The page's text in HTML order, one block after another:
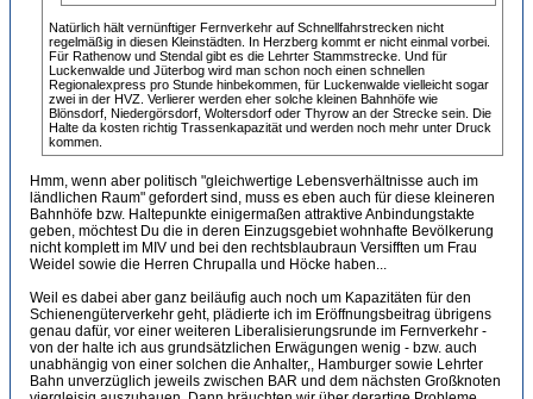
Natürlich hält vernünftiger Fernverkehr auf Schnellfahrstrecken nicht
regelmäßig in diesen Kleinstädten. In Herzberg kommt er nicht einmal vorbei.
Für Rathenow und Stendal gibt es die Lehrter Stammstrecke. Und für
Luckenwalde und Jüterbog wird man schon noch einen schnellen
Regionalexpress pro Stunde hinbekommen, für Luckenwalde vielleicht sogar
zwei in der HVZ. Verlierer werden eher solche kleinen Bahnhöfe wie
Blönsdorf, Niedergörsdorf, Woltersdorf oder Thyrow an der Strecke sein. Die
Halte da kosten richtig Trassenkapazität und werden noch mehr unter Druck
kommen.
Hmm, wenn aber politisch "gleichwertige Lebensverhältnisse auch im
ländlichen Raum" gefordert sind, muss es eben auch für diese kleineren
Bahnhöfe bzw. Haltepunkte einigermaßen attraktive Anbindungstakte
geben, möchtest Du die in deren Einzugsgebiet wohnhafte Bevölkerung
nicht komplett im MIV und bei den rechtsblaubraun Versifften um Frau
Weidel sowie die Herren Chrupalla und Höcke haben...
Weil es dabei aber ganz beiläufig auch noch um Kapazitäten für den
Schienengüterverkehr geht, plädierte ich im Eröffnungsbeitrag übrigens
genau dafür, vor einer weiteren Liberalisierungsrunde im Fernverkehr -
von der halte ich aus grundsätzlichen Erwägungen wenig - bzw. auch
unabhängig von einer solchen die Anhalter,, Hamburger sowie Lehrter
Bahn unverzüglich jeweils zwischen BAR und dem nächsten Großknoten